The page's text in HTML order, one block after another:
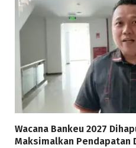
Wacana Bankeu 2027
Maksimalkan Pendapatan